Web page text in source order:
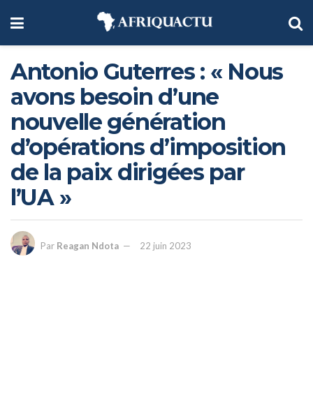
Antonio Guterres : « Nous
avons besoin d’une
nouvelle génération
d’opérations d’imposition
de la paix dirigées par
l’UA »
Par Reagan Ndota 22 juin 2023